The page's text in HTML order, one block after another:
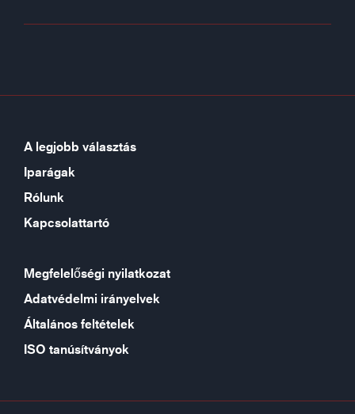
A legjobb választás
Iparágak
Rólunk
Kapcsolattartó
Megfelelőségi nyilatkozat
Adatvédelmi irányelvek
Általános feltételek
ISO tanúsítványok